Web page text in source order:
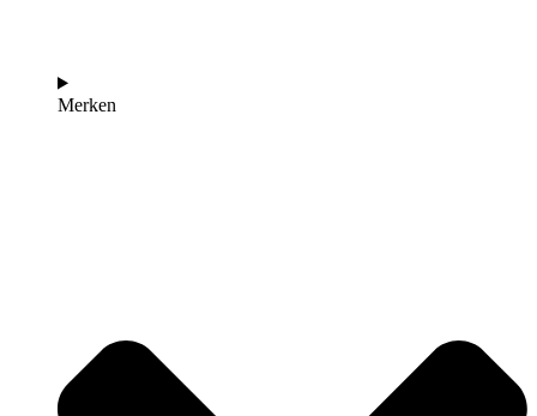
Merken